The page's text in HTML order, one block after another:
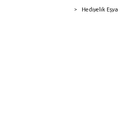
Hediyelik Eşya